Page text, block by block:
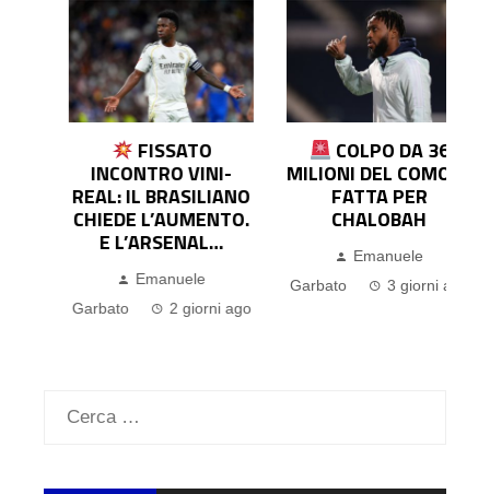
FISSATO
INCONTRO VINI-
REAL: IL BRASILIANO
CHIEDE L’AUMENTO.
E L’ARSENAL…
Emanuele
Garbato
2 giorni ago
COLPO DA 36
MILIONI DEL COMO! È
FATTA PER
CHALOBAH
Emanuele
Garbato
3 giorni ago
Ricerca